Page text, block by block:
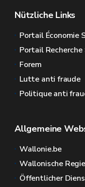
Nützliche Links
Portail Économie
Portail Recherche
Forem
Lutte anti fraude
Politique anti
Allgemeine
Wallonie.be
Wallonische
Öffentlicher